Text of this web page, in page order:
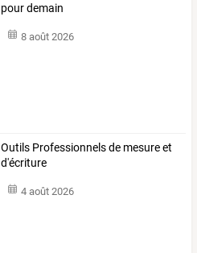
pour demain
8 août 2026
Outils Professionnels de mesure et
d'écriture
4 août 2026